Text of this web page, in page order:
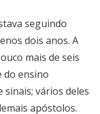
seguindo
dois anos. A
mais de seis
do ensino
vários deles
apóstolos.